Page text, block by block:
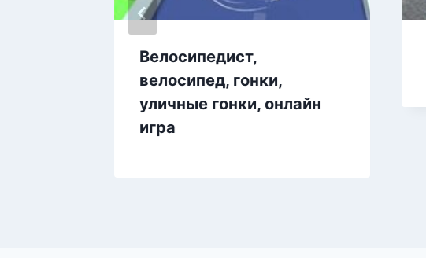
Велосипедист,
велосипед, гонки,
уличные гонки, онлайн
игра